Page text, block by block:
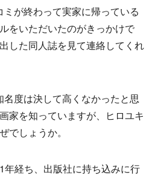
が終わって実家に帰っている
をいただいたのがきっかけで
した同人誌を見て連絡してくれ
度は決して高くなかったと思
家を知っていますが、ヒロユキ
でしょうか。
年経ち、出版社に持ち込みに行